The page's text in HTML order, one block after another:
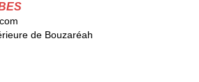
de Bouzaréah